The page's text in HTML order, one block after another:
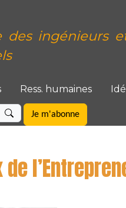
des ingénieurs
Ress. humaines
Je m'abonne